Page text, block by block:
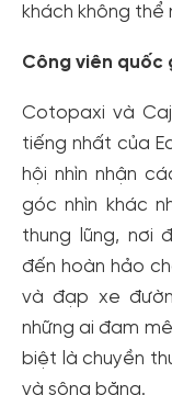
khách không thể
Công viên quốc
Cotopaxi và
tiếng nhất của
hội nhìn nhận
góc nhìn khác
thung lũng, nơi
đến hoàn hảo
và đạp xe
những ai đam
biệt là chuyền
và sông băng.